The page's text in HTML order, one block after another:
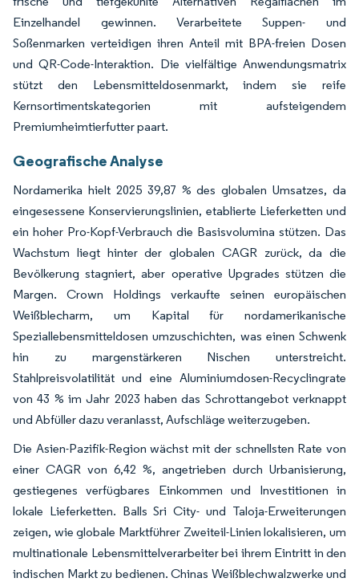
Einzelhandel gewinnen. Verarbeitete Suppen- und
Soßenmarken verteidigen ihren Anteil mit BPA-freien Dosen
und QR-Code-Interaktion. Die vielfältige Anwendungsmatrix
stützt den Lebensmitteldosenmarkt, indem sie reife
Kernsortimentskategorien mit aufsteigendem
Premiumheimtierfutter paart.
Geografische Analyse
Nordamerika hielt 2025 39,87 % des globalen Umsatzes, da
eingesessene Konservierungslinien, etablierte Lieferketten und
ein hoher Pro-Kopf-Verbrauch die Basisvolumina stützen. Das
Wachstum liegt hinter der globalen CAGR zurück, da die
Bevölkerung stagniert, aber operative Upgrades stützen die
Margen. Crown Holdings verkaufte seinen europäischen
Weißblecharm, um Kapital für nordamerikanische
Speziallebensmitteldosen umzuschichten, was einen Schwenk
hin zu margenstärkeren Nischen unterstreicht.
Stahlpreisvolatilität und eine Aluminiumdosen-Recyclingrate
von 43 % im Jahr 2023 haben das Schrottangebot verknappt
und Abfüller dazu veranlasst, Aufschläge weiterzugeben.
Die Asien-Pazifik-Region wächst mit der schnellsten Rate von
einer CAGR von 6,42 %, angetrieben durch Urbanisierung,
gestiegenes verfügbares Einkommen und Investitionen in
lokale Lieferketten. Balls Sri City- und Taloja-Erweiterungen
zeigen, wie globale Marktführer Zweiteil-Linien lokalisieren, um
multinationale Lebensmittelverarbeiter bei ihrem Eintritt in den
indischen Markt zu bedienen. Chinas Weißblechwalzwerke und